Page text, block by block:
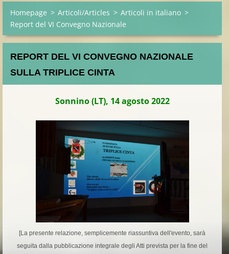
Homepage > Articoli/Articles > Articoli in italiano >
Report del VI Convegno Nazionale
REPORT DEL VI CONVEGNO NAZIONALE
SULLA TRIPLICE CINTA
Sonnino (LT), 14 agosto 2022
[La presente relazione, semplicemente riassuntiva dell'evento, sarà
seguita dalla pubblicazione integrale degli Atti prevista per la fine del